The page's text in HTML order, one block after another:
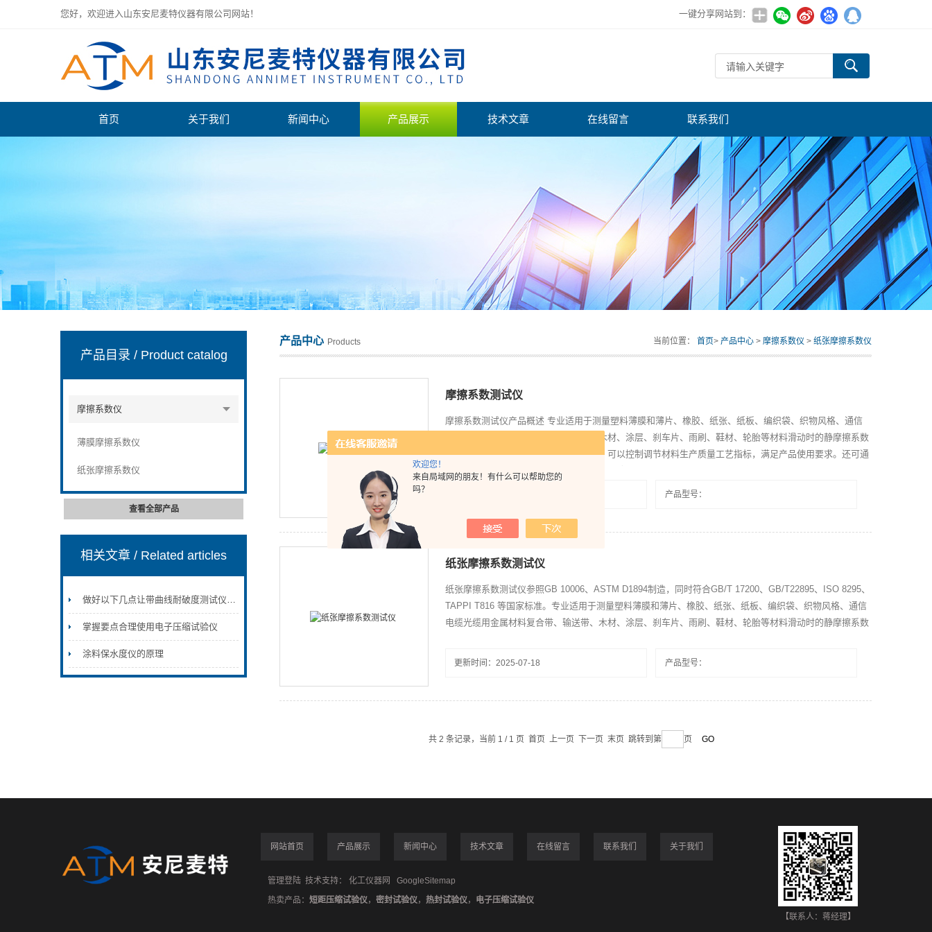
欢迎您！
来自局域网的朋友！有什么可以帮助您的
吗？
您好，欢迎进入山东安尼麦特仪器有限公司网站！ 一键分享网站到：
首页 关于我们 新闻中心 产品展示 技术文章 在线留言 联系我们
产品目录 / Product catalog
摩擦系数仪
薄膜摩擦系数仪
纸张摩擦系数仪
查看全部产品
相关文章/ Related articles
做好以下几点让带曲线耐破度测试仪更节能环保
掌握要点合理使用电子压缩试验仪
涂料保水度仪的原理
产品中心 Products 当前位置： 首页> 产品中心 > 摩擦系数仪 > 纸张摩擦系数仪
摩擦系数测试仪
摩擦系数测试仪产品概述 专业适用于测量塑料薄膜和薄片、橡胶、纸张、纸板、编织袋、织物风格、通信
电缆光缆用金属材料复合带、输送带、木材、涂层、刹车片、雨刷、鞋材、轮胎等材料滑动时的静摩擦系数
和动摩擦系数。通过测量材料的滑爽性，可以控制调节材料生产质量工艺指标，满足产品使用要求。还可通
过更换夹具实现不干胶、离型纸、保护膜、胶带、标签等材料的180°剥离强度测试。
产品型号：
纸张摩擦系数测试仪
纸张摩擦系数测试仪参照GB 10006、ASTM D1894制造，同时符合GB/T 17200、GB/T22895、ISO 8295、
TAPPI T816 等国家标准。专业适用于测量塑料薄膜和薄片、橡胶、纸张、纸板、编织袋、织物风格、通信
电缆光缆用金属材料复合带、输送带、木材、涂层、刹车片、雨刷、鞋材、轮胎等材料滑动时的静摩擦系数
更新时间：2025-07-18 产品型号：
共 2 条记录，当前 1 / 1 页 首页 上一页 下一页 末页 跳转到第 页
网站首页 产品展示 新闻中心 技术文章 在线留言 联系我们 关于我们
管理登陆 技术支持： 化工仪器网
GoogleSitemap
热卖产品： 短距压缩试验仪， 密封试验仪， 热封试验仪， 电子压缩试验仪
【联系人：蒋经理】